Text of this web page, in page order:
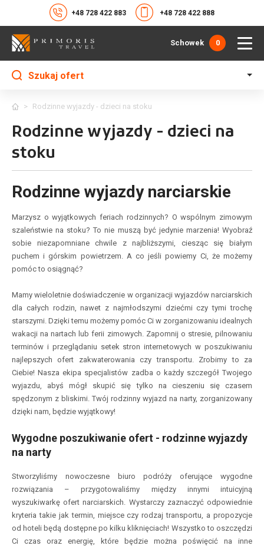
+48 728 422 883 +48 728 422 888
Schowek 0
Szukaj ofert
> Rodzinne wyjazdy - dzieci na stoku
Rodzinne wyjazdy - dzieci na
stoku
Rodzinne wyjazdy narciarskie
Marzysz o wyjątkowych feriach rodzinnych? O wspólnym zimowym
szaleństwie na stoku? To nie muszą być jedynie marzenia! Wyobraź
sobie niezapomniane chwile z najbliższymi, ciesząc się białym
puchem i górskim powietrzem. A co jeśli powiemy Ci, że możemy
pomóc to osiągnąć?
Mamy wieloletnie doświadczenie w organizacji wyjazdów narciarskich
dla całych rodzin, nawet z najmłodszymi dziećmi czy tymi trochę
starszymi. Dzięki temu możemy pomóc Ci w zorganizowaniu idealnych
wakacji na nartach lub ferii zimowych. Zapomnij o stresie, pilnowaniu
terminów i przeglądaniu setek stron internetowych w poszukiwaniu
najlepszych ofert zakwaterowania czy transportu. Zrobimy to za
Ciebie! Nasza ekipa specjalistów zadba o każdy szczegół Twojego
wyjazdu, abyś mógł skupić się tylko na cieszeniu się czasem
spędzonym z bliskimi. Twój rodzinny wyjazd na narty, zorganizowany
dzięki nam, będzie wyjątkowy!
Wygodne poszukiwanie ofert - rodzinne wyjazdy
na narty
Stworzyliśmy nowoczesne biuro podróży oferujące wygodne
rozwiązania – przygotowaliśmy między innymi intuicyjną
wyszukiwarkę ofert narciarskich. Wystarczy zaznaczyć odpowiednie
kryteria takie jak termin, miejsce czy rodzaj transportu, a propozycje
od hoteli będą dostępne po kilku kliknięciach! Wszystko to oszczędzi
Ci czas oraz energię, które będzie można poświęcić na inne